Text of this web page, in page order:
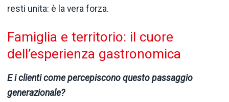
resti unita: è la vera forza.
Famiglia e territorio: il cuore
dell’esperienza gastronomica
E i clienti come percepiscono questo passaggio
generazionale?